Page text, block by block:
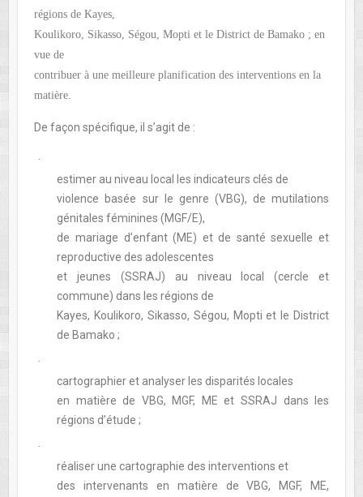
régions de Kayes,
Koulikoro, Sikasso, Ségou, Mopti et le District de Bamako ; en
vue de
contribuer à une meilleure planification des interventions en la
matière.
De façon spécifique, il s’agit de :
·
estimer au niveau local les indicateurs clés de
violence basée sur le genre (VBG), de mutilations
génitales féminines (MGF/E),
de mariage d’enfant (ME) et de santé sexuelle et
reproductive des adolescentes
et jeunes (SSRAJ) au niveau local (cercle et
commune) dans les régions de
Kayes, Koulikoro, Sikasso, Ségou, Mopti et le District
de Bamako ;
·
cartographier et analyser les disparités locales
en matière de VBG, MGF, ME et SSRAJ dans les
régions d’étude ;
·
réaliser une cartographie des interventions et
des intervenants en matière de VBG, MGF, ME,